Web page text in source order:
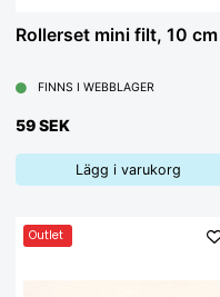
Rollerset mini filt, 10 cm
FINNS I WEBBLAGER
59 SEK
Lägg i varukorg
Outlet